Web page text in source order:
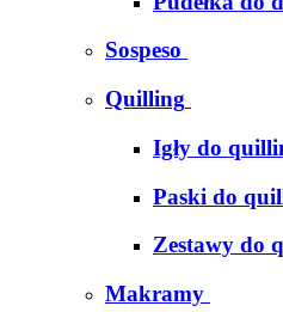
Sospeso
Quilling
Igły do
Paski do
Zestawy do
Makramy